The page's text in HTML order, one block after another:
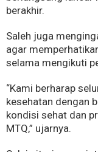
berakhir.
Saleh juga
agar
selama mengikuti
“Kami berharap
kesehatan dengan
kondisi sehat dan
MTQ,” ujarnya.